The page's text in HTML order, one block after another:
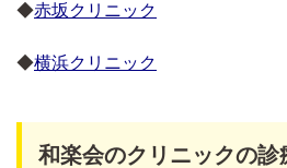
◆赤坂クリニック
◆横浜クリニック
和楽会のクリニックの診